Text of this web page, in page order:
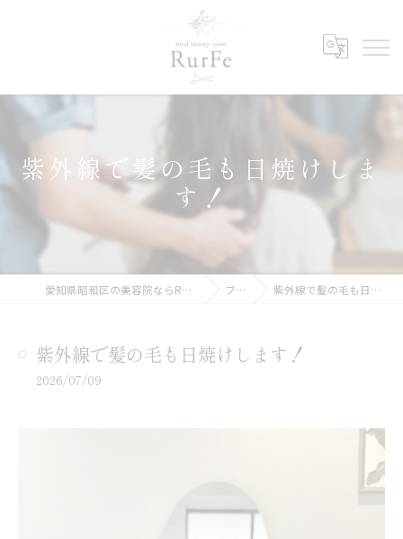
紫外線で髪の毛も日焼けしま
す！
愛知県昭和区の美容院ならRurFe【ルルフェ】 ブログ 紫外線で髪の毛も日焼けします！
紫外線で髪の毛も日焼けします！
2026/07/09